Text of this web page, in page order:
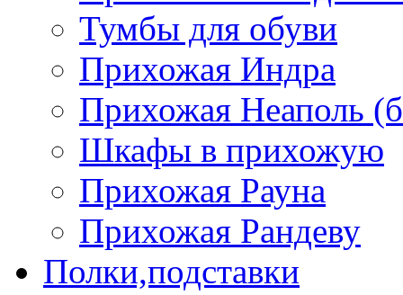
Тумбы для обуви
Прихожая Индра
Прихожая Неаполь
Шкафы в прихожую
Прихожая Рауна
Прихожая Рандеву
Полки,подставки